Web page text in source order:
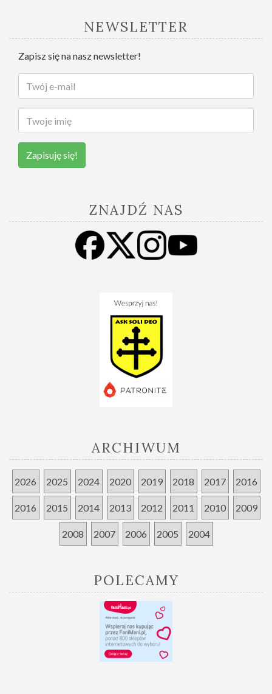
NEWSLETTER
Zapisz się na nasz newsletter!
Zapisuję się!
ZNAJDŹ NAS
ARCHIWUM
2026 2025 2024 2020 2019 2018 2017 2016
2016 2015 2014 2013 2012 2011 2010 2009
2008 2007 2006 2005 2004
POLECAMY